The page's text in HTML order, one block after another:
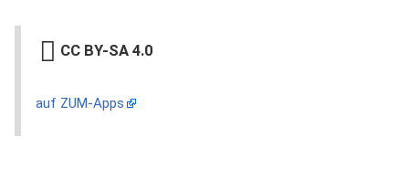
CC BY-SA 4.0
auf ZUM-Apps